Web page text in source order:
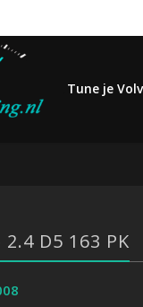
Tune je
D5 163 PK